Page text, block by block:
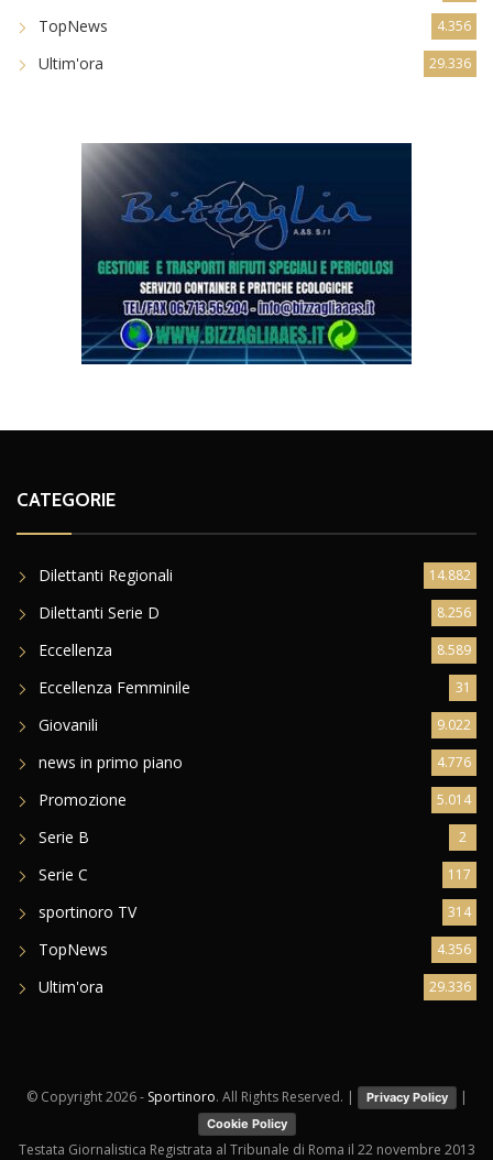
TopNews 4.356
Ultim'ora 29.336
CATEGORIE
Dilettanti Regionali 14.882
Dilettanti Serie D 8.256
Eccellenza 8.589
Eccellenza Femminile 31
Giovanili 9.022
news in primo piano 4.776
Promozione 5.014
Serie B 2
Serie C 117
sportinoro TV 314
TopNews 4.356
Ultim'ora 29.336
© Copyright2026 - Sportinoro. All Rights Reserved. | Privacy Policy |
Cookie Policy
Testata Giornalistica Registrata al Tribunale di Roma il 22 novembre 2013